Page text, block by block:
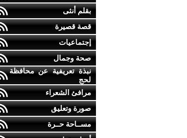
بقلم أنثى
قصة قصيرة
إجتماعيات
صحة وجمال
نبذة تعريفية عن محافظة
لحج
مرافئ الشعراء
صورة وتعليق
مســاحة حــرة